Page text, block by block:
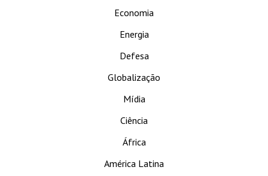
Economia
Energia
Defesa
Globalização
Mídia
Ciência
África
América Latina